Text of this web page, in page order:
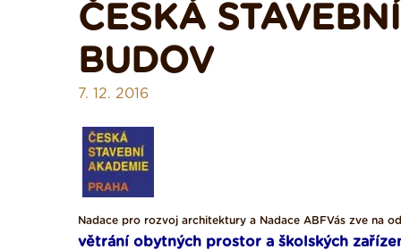
ČESKÁ
BUDOV
7. 12. 2016
Nadace pro rozvoj architektury a Nadace ABFVás zve na
větrání obytných prostor a školských